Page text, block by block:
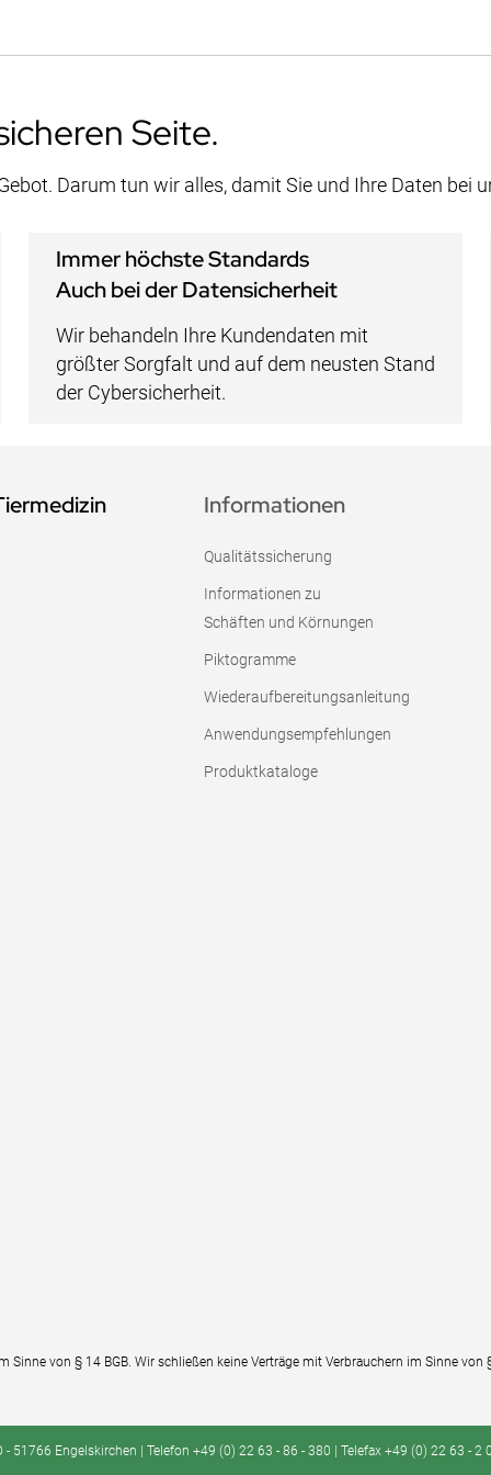
Seite.
Darum tun wir alles, damit Sie und Ihre Daten bei
Immer höchste Standards
Auch bei der Datensicherheit
Wir behandeln Ihre Kundendaten mit
größter Sorgfalt und auf dem neusten Stand
der Cybersicherheit.
Informationen
Qualitätssicherung
Informationen zu
Schäften und Körnungen
Piktogramme
Wiederaufbereitungsanleitung
Anwendungsempfehlungen
Produktkataloge
von § 14 BGB. Wir schließen keine Verträge mit Verbrauchern im Sinne von
- 51766 Engelskirchen | Telefon +49 (0) 22 63 - 86 - 380 | Telefax +49 (0) 22 63 -